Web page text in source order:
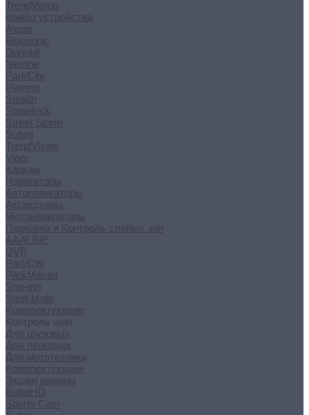
TrendVision
Комбо устройства
Axper
Bluesonic
Dunobil
Neoline
ParkCity
Playme
Stealth
Stonelock
Street Storm
Subini
TrendVision
Viper
Каркам
Навигаторы
Автонавигаторы
Аксессуары
Мотонавигаторы
Парковка и Контроль слепых зон
AAALINE
DVR
ParkCity
ParkMaster
Sho-me
Steel Mate
Комплектующие
Контроль шин
Для грузовых
Для легковых
Для мототехники
Комплектующие
Экшен камеры
BulletHD
Sports Cam